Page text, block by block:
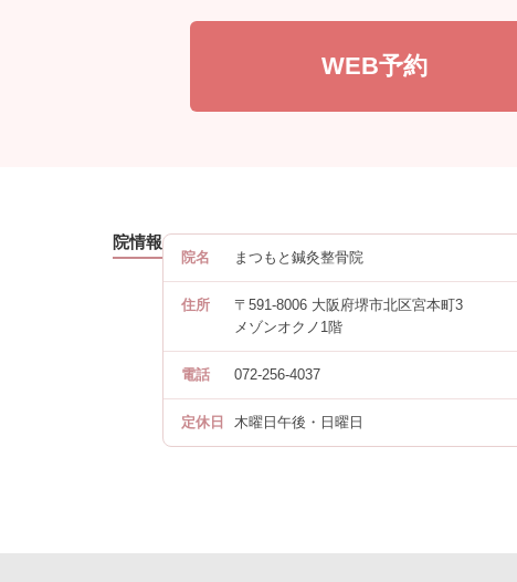
WEB予約
院情報
院名 まつもと鍼灸整骨院
住所
〒591-8006 大阪府堺市北区宮本町3
メゾンオクノ1階
電話 072-256-4037
定休日 木曜日午後・日曜日